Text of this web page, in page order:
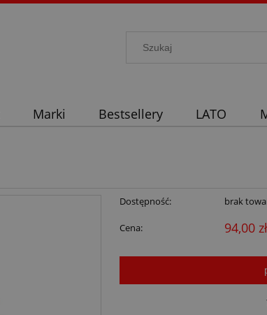
Marki Bestsellery LATO
Dostępność: brak
Cena: 94,00 zł